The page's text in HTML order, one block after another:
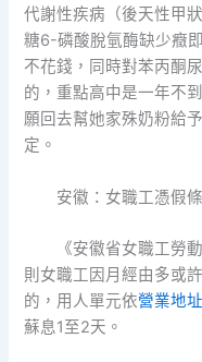
代謝性疾病（後天性甲
糖6-磷酸脫氫酶缺少癥
不花錢，同時對苯丙酮
的，重點高中是一年不
願回去幫她家殊奶粉給
定。
安徽：女職工憑假條
《安徽省女職工勞動
則女職工因月經由多或
的，用人單元依營業地
蘇息1至2天。